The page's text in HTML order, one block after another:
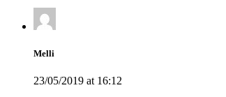
Melli
23/05/2019 at 16:12